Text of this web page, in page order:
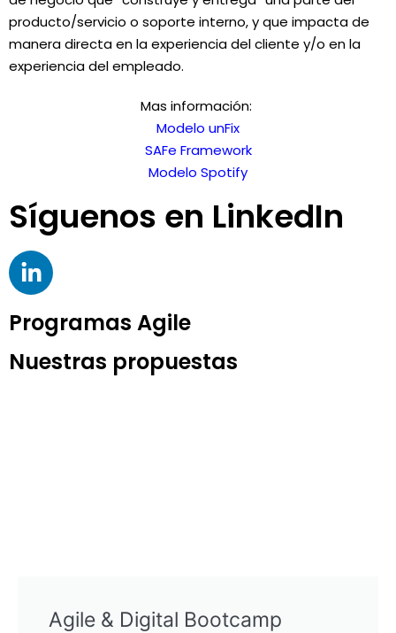
producto/servicio o soporte interno, y que impacta de
manera directa en la experiencia del cliente y/o en la
experiencia del empleado.
Mas información:
Modelo unFix
SAFe Framework
Modelo Spotify
Síguenos en LinkedIn
Programas Agile
Nuestras propuestas
Agile & Digital Bootcamp